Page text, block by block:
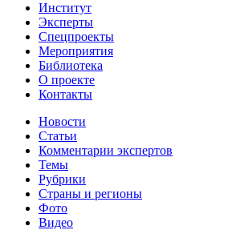
Институт
Эксперты
Спецпроекты
Мероприятия
Библиотека
О проекте
Контакты
Новости
Статьи
Комментарии экспертов
Темы
Рубрики
Страны и регионы
Фото
Видео